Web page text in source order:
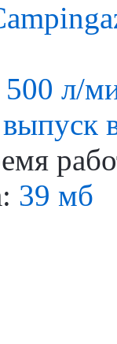
500 л/
39 мб